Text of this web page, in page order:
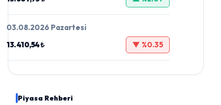
03.08.2026 Pazartesi
13.410,54 ₺
▼ %0.35
Piyasa Rehberi